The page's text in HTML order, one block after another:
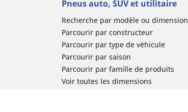
Pneus auto, SUV et utilitaire
Recherche par modèle ou dimension
Parcourir par constructeur
Parcourir par type de véhicule
Parcourir par saison
Parcourir par famille de produits
Voir toutes les dimensions